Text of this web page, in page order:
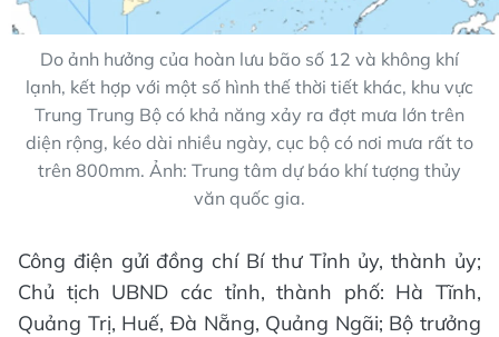
Do ảnh hưởng của hoàn lưu bão số 12 và không khí
lạnh, kết hợp với một số hình thế thời tiết khác, khu vực
Trung Trung Bộ có khả năng xảy ra đợt mưa lớn trên
diện rộng, kéo dài nhiều ngày, cục bộ có nơi mưa rất to
trên 800mm. Ảnh: Trung tâm dự báo khí tượng thủy
văn quốc gia.
Công điện gửi đồng chí Bí thư Tỉnh ủy, thành ủy;
Chủ tịch UBND các tỉnh, thành phố: Hà Tĩnh,
Quảng Trị, Huế, Đà Nẵng, Quảng Ngãi; Bộ trưởng